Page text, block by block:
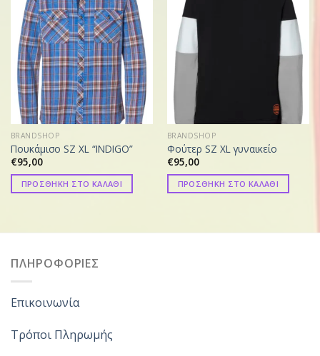
BRANDSHOP
Πουκάμισο SZ XL “INDIGO”
€95,00
ΠΡΟΣΘΗΚΗ ΣΤΟ ΚΑΛΑΘΙ
BRANDSHOP
Φούτερ SZ XL γυναικείο
€95,00
ΠΡΟΣΘΗΚΗ ΣΤΟ ΚΑΛΑΘΙ
ΠΛΗΡΟΦΟΡΙΕΣ
Επικοινωνία
Τρόποι Πληρωμής